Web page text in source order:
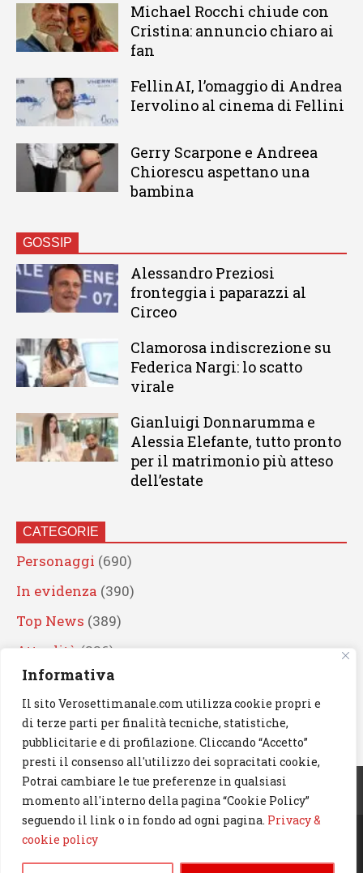
Informativa
Il sito Verosettimanale.com utilizza cookie propri e
di terze parti per finalità tecniche, statistiche,
pubblicitarie e di profilazione. Cliccando “Accetto”
presti il consenso all'utilizzo dei sopracitati cookie,
Potrai cambiare le tue preferenze in qualsiasi
momento all'interno della pagina “Cookie Policy”
seguendo il link o in fondo ad ogni pagina. Privacy &
cookie policy
Michael Rocchi chiude con
Cristina: annuncio chiaro ai
fan
FellinAI, l’omaggio di Andrea
Iervolino al cinema di Fellini
Gerry Scarpone e Andreea
Chiorescu aspettano una
bambina
GOSSIP
Alessandro Preziosi
fronteggia i paparazzi al
Circeo
Clamorosa indiscrezione su
Federica Nargi: lo scatto
virale
Gianluigi Donnarumma e
Alessia Elefante, tutto pronto
per il matrimonio più atteso
dell’estate
CATEGORIE
Personaggi (690)
In evidenza (390)
Top News (389)
Attualità (336)
Eventi(330)
Artisti (241)
News(239)
Cerca
© 2023 Verosettimanale.com. All rights reserved.